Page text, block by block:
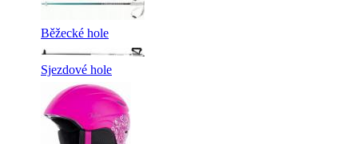
Běžecké hole
Sjezdové hole